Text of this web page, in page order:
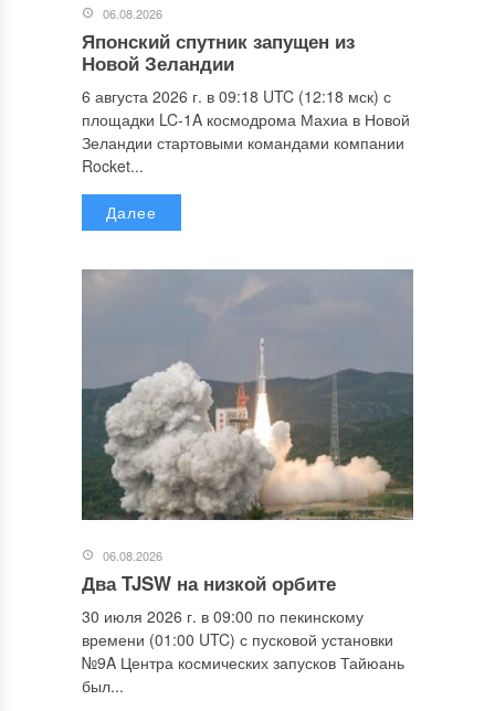
06.08.2026
Японский спутник запущен из
Новой Зеландии
6 августа 2026 г. в 09:18 UTC (12:18 мск) с
площадки LC-1A космодрома Махиа в Новой
Зеландии стартовыми командами компании
Rocket...
Далее
06.08.2026
Два TJSW на низкой орбите
30 июля 2026 г. в 09:00 по пекинскому
времени (01:00 UTC) с пусковой установки
№9A Центра космических запусков Тайюань
был...